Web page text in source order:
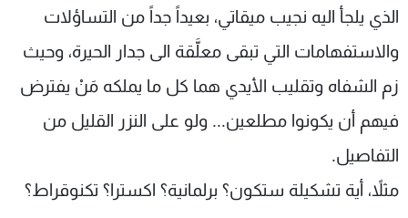
الذي يلجأ اليه نجيب ميقاتي، بعيداً جداً من التساؤلات
والاستفهامات التي تبقى معلَّقة الى جدار الحيرة، وحيث
زم الشفاه وتقليب الأيدي هما كل ما يملكه مَنْ يفترض
فيهم أن يكونوا مطلعين... ولو على النزر القليل من
التفاصيل.
مثلاً، أية تشكيلة ستكون؟ برلمانية؟ اكسترا؟ تكنوقراط؟